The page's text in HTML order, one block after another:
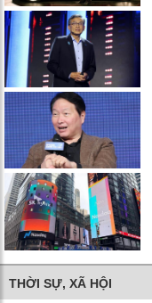
THỜI SỰ, XÃ HỘI